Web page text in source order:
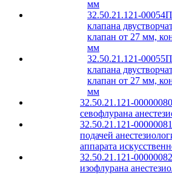
мм
32.50.21.121-00054
клапана
клапан от 27 мм,
мм
32.50.21.121-00055
клапана
клапан от 27 мм,
мм
32.50.21.121-00000080
севофлурана
32.50.21.121-00000081
подачей
аппарата
32.50.21.121-00000082
изофлурана